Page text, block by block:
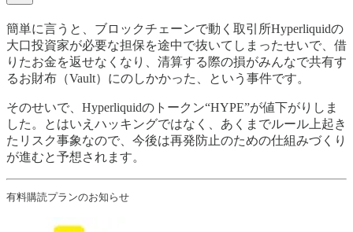
簡単に言うと、ブロックチェーンで動く取引所Hyperliquidの
大口投資家が必要な担保を途中で抜いてしまったせいで、借
りたお金を返せなくなり、清算する際の損がみんなで共有す
るお財布（Vault）にのしかかった、という事件です。
そのせいで、Hyperliquidのトークン“HYPE”が値下がりしま
した。とはいえハッキングではなく、あくまでルール上起き
たリスク事象なので、今後は再発防止のための仕組みづくり
が進むと予想されます。
有料購読プランのお知らせ